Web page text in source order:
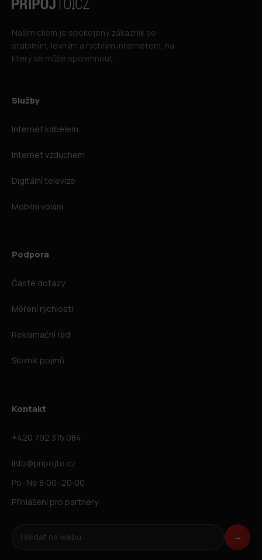
Naším cílem je spokojený zákazník se
stabilním, levným a rychlým internetem, na
který se může spolehnout.
Služby
Internet kabelem
Internet vzduchem
Digitální televize
Mobilní volání
Podpora
Časté dotazy
Měření rychlosti
Reklamační řád
Slovník pojmů
Kontakt
+420 792 315 084
info@pripojto.cz
Po–Ne 8:00–20:00
Přihlášení pro partnery
Hledat na webu →